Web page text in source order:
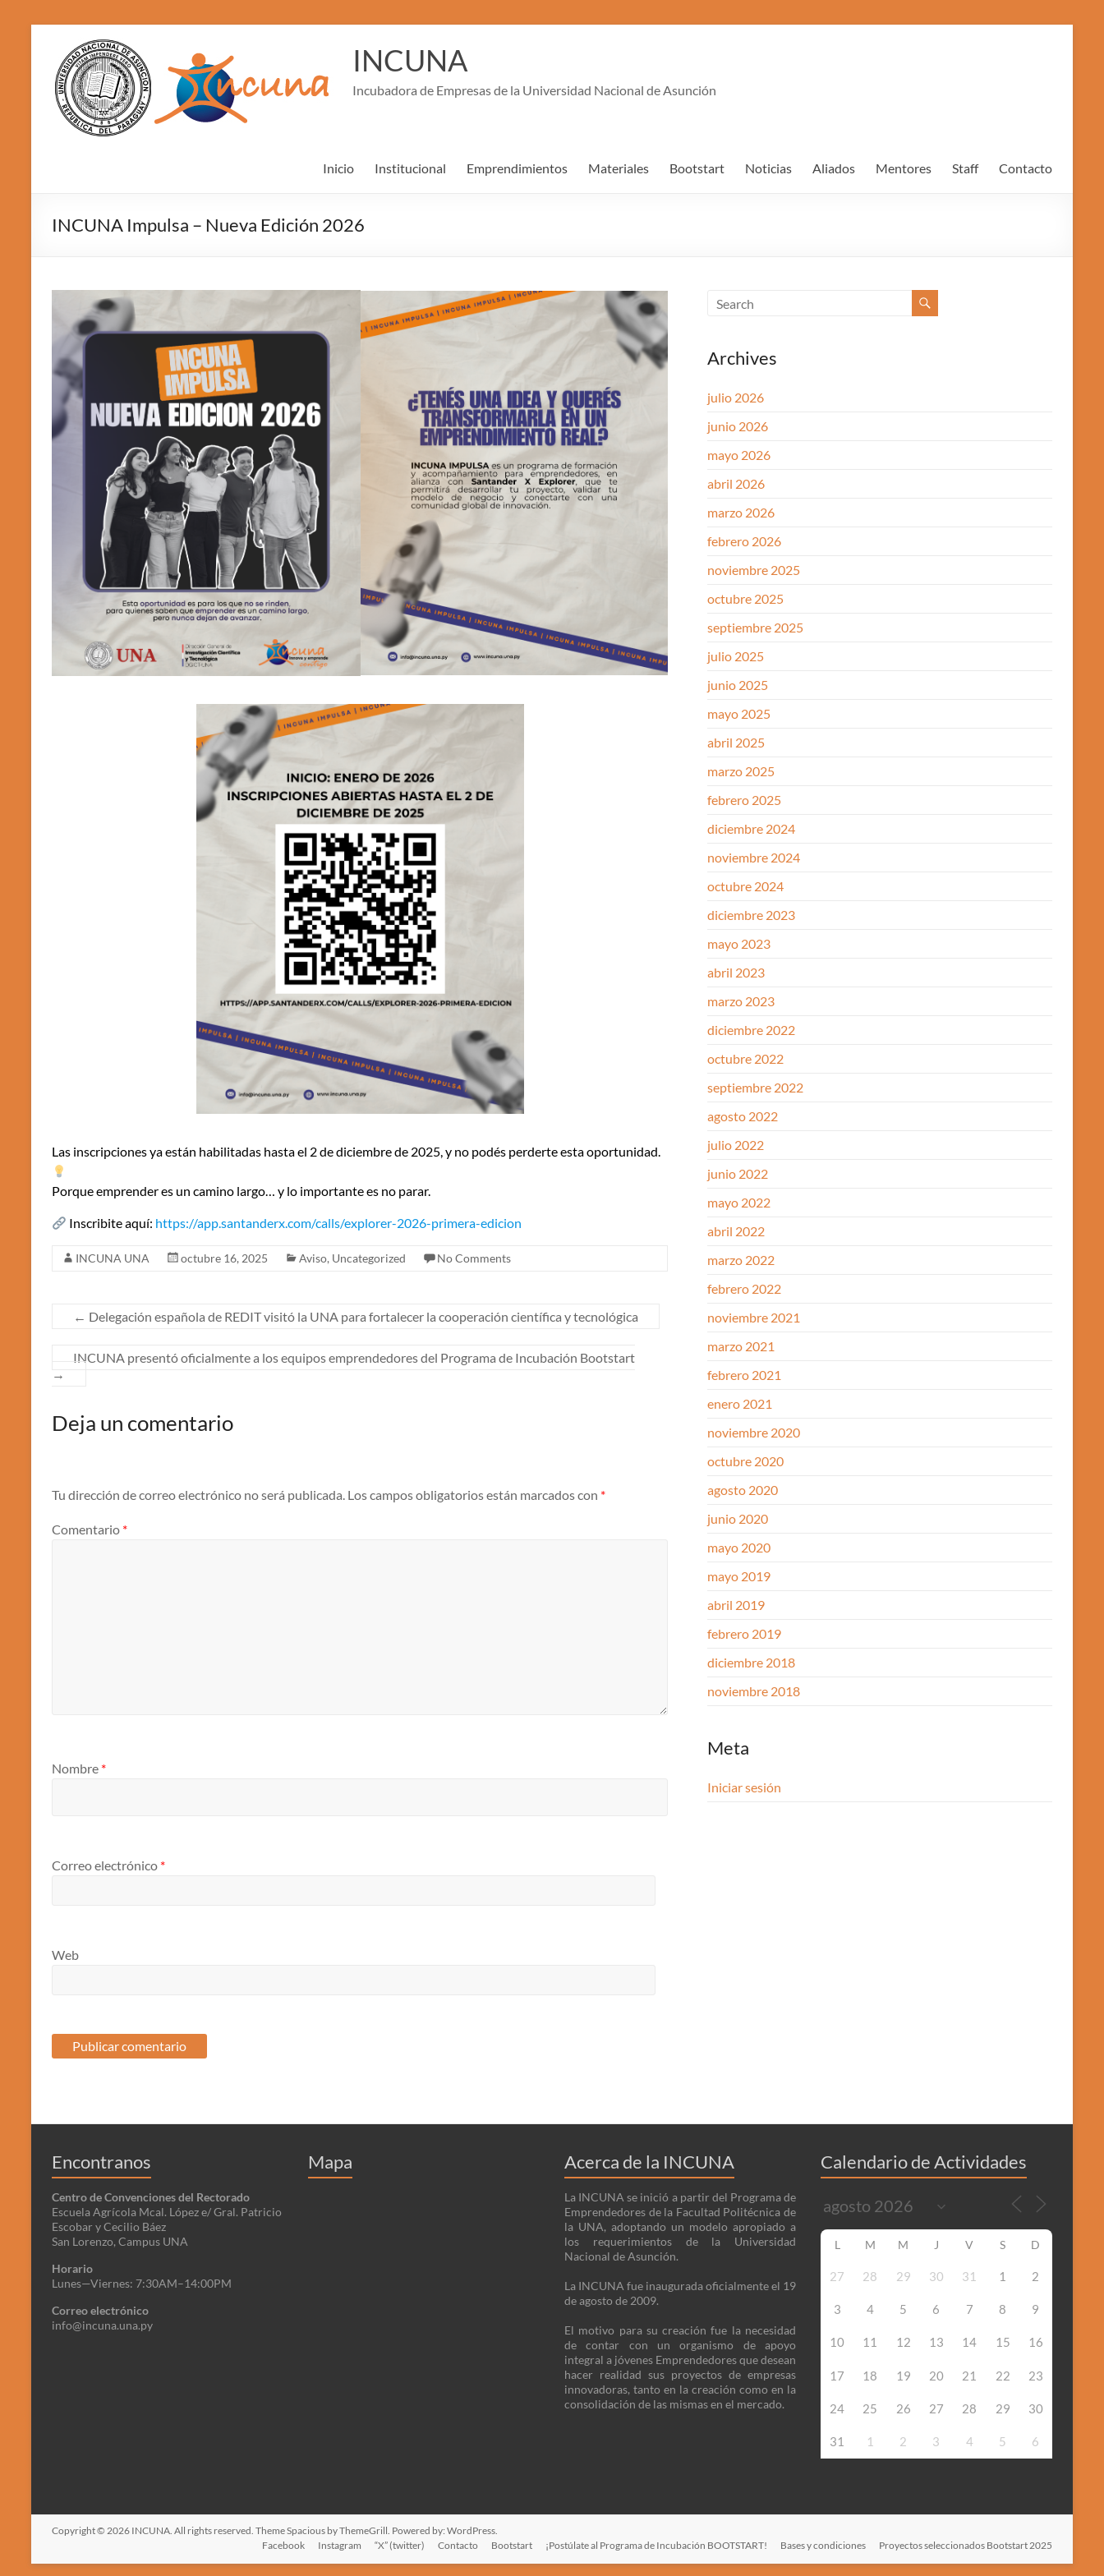
content
INCUNA
Incubadora de Empresas de la Universidad Nacional de Asunción
Inicio Institucional Emprendimientos Materiales Bootstart Noticias Aliados Mentores Staff Contacto
INCUNA Impulsa – Nueva Edición 2026
Las inscripciones ya están habilitadas hasta el 2 de diciembre de 2025, y no podés perderte esta oportunidad.
Porque emprender es un camino largo… y lo importante es no parar.
Inscribite aquí: https://app.santanderx.com/calls/explorer-2026-primera-edicion
INCUNA UNA octubre 16, 2025 Aviso, Uncategorized No Comments
← Delegación española de REDIT visitó la UNA para fortalecer la cooperación científica y tecnológica
INCUNA presentó oficialmente a los equipos emprendedores del Programa de Incubación Bootstart
→
Deja un comentario
Tu dirección de correo electrónico no será publicada. Los campos obligatorios están marcados con *
Comentario *
Nombre *
Correo electrónico *
Web
Archives
julio 2026
junio 2026
mayo 2026
abril 2026
marzo 2026
febrero 2026
noviembre 2025
octubre 2025
septiembre 2025
julio 2025
junio 2025
mayo 2025
abril 2025
marzo 2025
febrero 2025
diciembre 2024
noviembre 2024
octubre 2024
diciembre 2023
mayo 2023
abril 2023
marzo 2023
diciembre 2022
octubre 2022
septiembre 2022
agosto 2022
julio 2022
junio 2022
mayo 2022
abril 2022
marzo 2022
febrero 2022
noviembre 2021
marzo 2021
febrero 2021
enero 2021
noviembre 2020
octubre 2020
agosto 2020
junio 2020
mayo 2020
mayo 2019
abril 2019
febrero 2019
diciembre 2018
noviembre 2018
Meta
Iniciar sesión
Encontranos
Centro de Convenciones del Rectorado
Escuela Agrícola Mcal. López e/ Gral. Patricio
Escobar y Cecilio Báez
San Lorenzo, Campus UNA
Horario
Lunes—Viernes: 7:30AM–14:00PM
Correo electrónico
info@incuna.una.py
Mapa Acerca de la INCUNA
La INCUNA se inició a partir del Programa de
Emprendedores de la Facultad Politécnica de
la UNA, adoptando un modelo apropiado a
los requerimientos de la Universidad
Nacional de Asunción.
La INCUNA fue inaugurada oficialmente el 19
de agosto de 2009.
El motivo para su creación fue la necesidad
de contar con un organismo de apoyo
integral a jóvenes Emprendedores que desean
hacer realidad sus proyectos de empresas
innovadoras, tanto en la creación como en la
consolidación de las mismas en el mercado.
Calendario de Actividades
L M M J V S D
27 28 29 30 31 1 2
3 4 5 6 7 8 9
10 11 12 13 14 15 16
17 18 19 20 21 22 23
24 25 26 27 28 29 30
31 1 2 3 4 5 6
Copyright © 2026 INCUNA . All rights reserved. ThemeSpacious by ThemeGrill. Powered by: WordPress
Facebook
Instagram “X” (twitter) Contacto Bootstart ¡Postúlate al Programa de Incubación BOOTSTART! Bases y condiciones Proyectos seleccionados Bootstart 2025